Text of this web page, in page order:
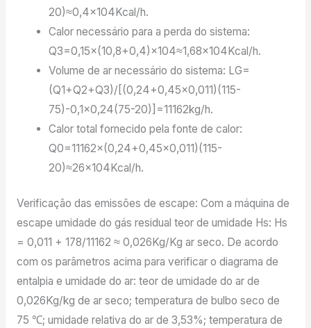
20)≈0,4×104Kcal/h.
Calor necessário para a perda do sistema:
Q3=0,15×(10,8+0,4)×104≈1,68×104Kcal/h.
Volume de ar necessário do sistema: LG=
(Q1+Q2+Q3)/[(0,24+0,45×0,011)(115-
75)-0,1×0,24(75-20)]=11162kg/h.
Calor total fornecido pela fonte de calor:
Q0=11162×(0,24+0,45×0,011)(115-
20)≈26×104Kcal/h.
Verificação das emissões de escape: Com a máquina de
escape umidade do gás residual teor de umidade Hs: Hs
= 0,011 + 178/11162 ≈ 0,026Kg/Kg ar seco. De acordo
com os parâmetros acima para verificar o diagrama de
entalpia e umidade do ar: teor de umidade do ar de
0,026Kg/kg de ar seco; temperatura de bulbo seco de
75 ℃; umidade relativa do ar de 3,53%; temperatura de